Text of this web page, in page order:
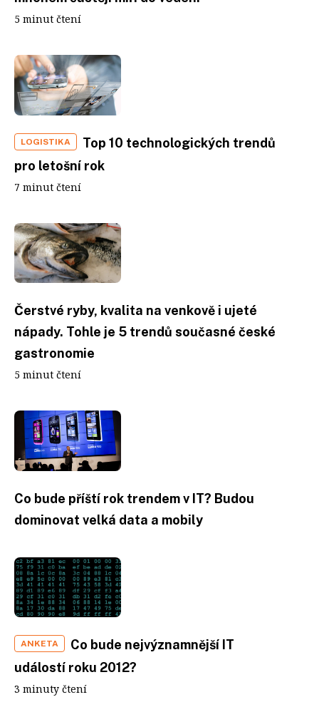
5 minut čtení
LOGISTIKA
Top 10 technologických trendů
pro letošní rok
7 minut čtení
Čerstvé ryby, kvalita na venkově i ujeté
nápady. Tohle je 5 trendů současné české
gastronomie
5 minut čtení
Co bude příští rok trendem v IT? Budou
dominovat velká data a mobily
ANKETA
Co bude nejvýznamnější IT
událostí roku 2012?
3 minuty čtení